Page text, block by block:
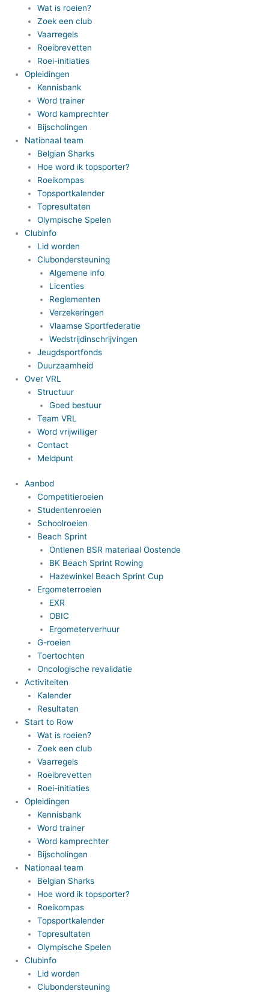
Wat is roeien?
Zoek een club
Vaarregels
Roeibrevetten
Roei-initiaties
Opleidingen
Kennisbank
Word trainer
Word kamprechter
Bijscholingen
Nationaal team
Belgian Sharks
Hoe word ik topsporter?
Roeikompas
Topsportkalender
Topresultaten
Olympische Spelen
Clubinfo
Lid worden
Clubondersteuning
Algemene info
Licenties
Reglementen
Verzekeringen
Vlaamse Sportfederatie
Wedstrijdinschrijvingen
Jeugdsportfonds
Duurzaamheid
Over VRL
Structuur
Goed bestuur
Team VRL
Word vrijwilliger
Contact
Meldpunt
Aanbod
Competitieroeien
Studentenroeien
Schoolroeien
Beach Sprint
Ontlenen BSR materiaal Oostende
BK Beach Sprint Rowing
Hazewinkel Beach Sprint Cup
Ergometerroeien
EXR
OBIC
Ergometerverhuur
G-roeien
Toertochten
Oncologische revalidatie
Activiteiten
Kalender
Resultaten
Start to Row
Wat is roeien?
Zoek een club
Vaarregels
Roeibrevetten
Roei-initiaties
Opleidingen
Kennisbank
Word trainer
Word kamprechter
Bijscholingen
Nationaal team
Belgian Sharks
Hoe word ik topsporter?
Roeikompas
Topsportkalender
Topresultaten
Olympische Spelen
Clubinfo
Lid worden
Clubondersteuning